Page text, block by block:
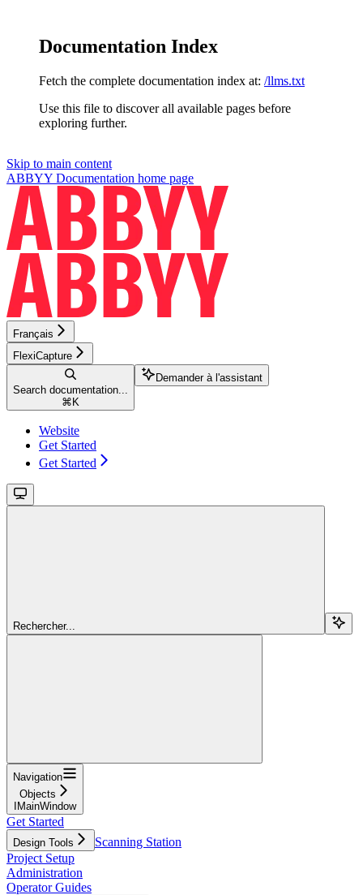
Documentation Index
Fetch the complete documentation index at: /llms.txt
Use this file to discover all available pages before
exploring further.
Skip to main content
ABBYY Documentation home page
Français
FlexiCapture
Search documentation...
⌘ K
Demander à l'assistant
Website
Get Started
Get Started
Rechercher...
Navigation
Objects
IMainWindow
Get Started
Design Tools
Scanning Station
Project Setup
Administration
Operator Guides